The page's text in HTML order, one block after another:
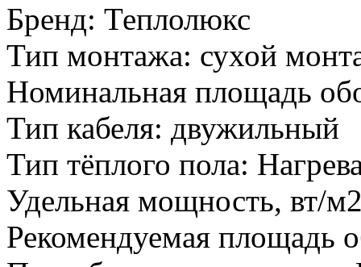
Бренд: Теплолюкс
Тип монтажа: сухой
Номинальная площадь
Тип кабеля: двужильный
Тип тёплого пола:
Удельная мощность, вт/
Рекомендуемая площадь